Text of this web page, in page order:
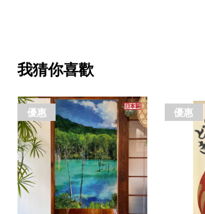
我猜你喜歡
優惠 優惠